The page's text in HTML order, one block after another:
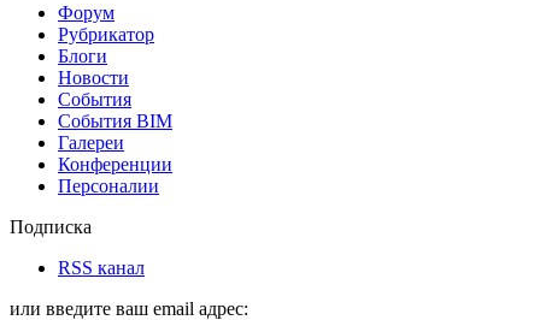
Форум
Рубрикатор
Блоги
Новости
События
События BIM
Галереи
Конференции
Персоналии
Подписка
RSS канал
или введите ваш email адрес: